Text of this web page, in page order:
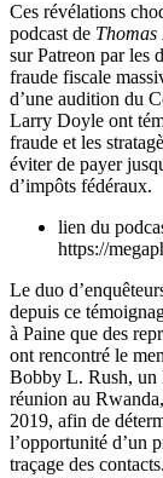
Ces révélations
podcast de
sur Patreon par les
fraude fiscale
d’une audition du
Larry Doyle ont
fraude et les
éviter de payer
d’impôts fédéraux.
lien du
https://
Le duo
depuis ce
à Paine que des
ont rencontré le
Bobby L. Rush, un
réunion au
2019, afin de
l’opportunité d’un
traçage des